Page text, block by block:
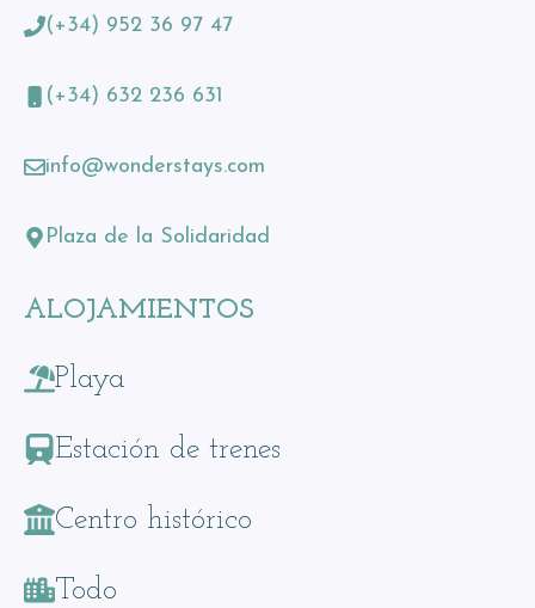
(+34) 952 36 97 47
(+34) 632 236 631
info@wonderstays.com
Plaza de la Solidaridad
ALOJAMIENTOS
Playa
Estación de trenes
Centro histórico
Todo